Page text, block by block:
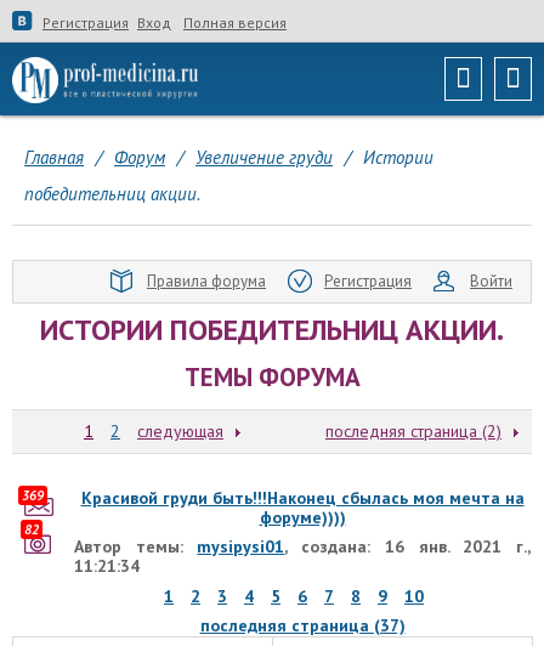
Регистрация Вход Полная версия
Главная / Форум / Увеличение груди / Истории
победительниц акции.
Правила форума Регистрация Войти
ИСТОРИИ ПОБЕДИТЕЛЬНИЦ АКЦИИ.
ТЕМЫ ФОРУМА
1 2 следующая последняя страница (2)
Красивой груди быть!!!Наконец сбылась моя мечта на
форуме))))
Автор темы: mysipysi01, создана: 16 янв. 2021 г.,
11:21:34
1
2 3 4 5 6 7 8 9
10
последняя страница (37)
369
82